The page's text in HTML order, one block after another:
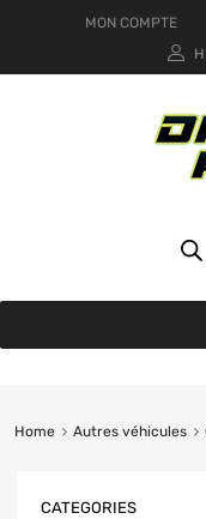
MON COMPTE
Home Autres véhicules
CATEGORIES